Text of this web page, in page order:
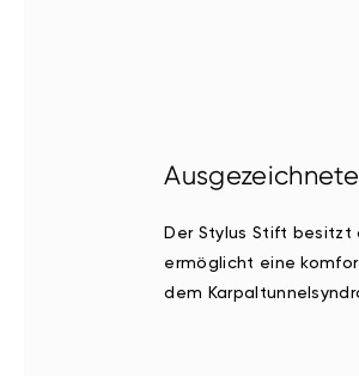
Der Stylus Stift besitzt
ermöglicht eine
dem